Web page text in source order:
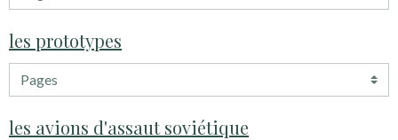
les prototypes
les avions d'assaut soviétique